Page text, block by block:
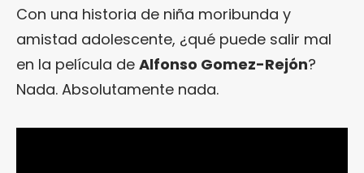
Con una historia de niña moribunda y
amistad adolescente, ¿qué puede salir mal
en la película de Alfonso Gomez-Rejón?
Nada. Absolutamente nada.